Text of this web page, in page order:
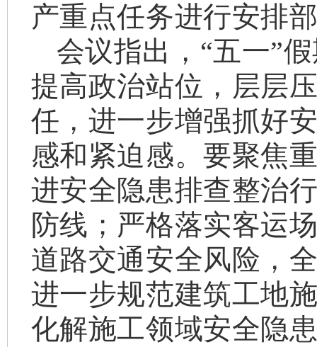
产重点任务进行安排
会议指出，“五一”
提高政治站位，层层
任，进一步增强抓好
感和紧迫感。要聚焦
进安全隐患排查整治
防线；严格落实客运
道路交通安全风险，
进一步规范建筑工地
化解施工领域安全隐